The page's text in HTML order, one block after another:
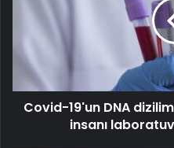
Covid-19'un DNA
insanı